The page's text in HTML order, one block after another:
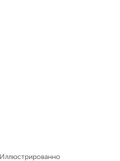
Иллюстрированно